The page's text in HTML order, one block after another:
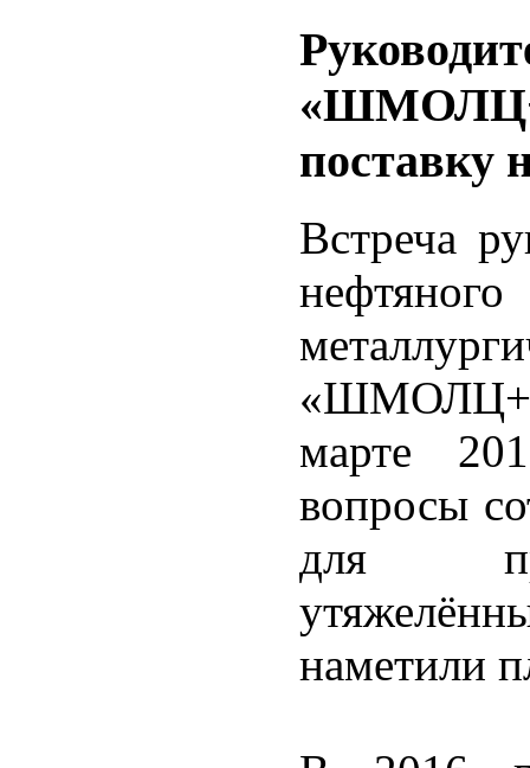
поставку
Встреча
марте
вопросы
для
наметили